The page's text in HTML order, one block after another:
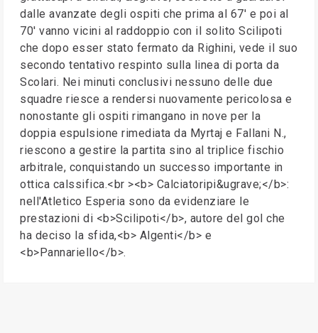
dalle avanzate degli ospiti che prima al 67' e poi al
70' vanno vicini al raddoppio con il solito Scilipoti
che dopo esser stato fermato da Righini, vede il suo
secondo tentativo respinto sulla linea di porta da
Scolari. Nei minuti conclusivi nessuno delle due
squadre riesce a rendersi nuovamente pericolosa e
nonostante gli ospiti rimangano in nove per la
doppia espulsione rimediata da Myrtaj e Fallani N.,
riescono a gestire la partita sino al triplice fischio
arbitrale, conquistando un successo importante in
ottica calssifica.<br ><b> Calciatoripi&ugrave;</b>:
nell'Atletico Esperia sono da evidenziare le
prestazioni di <b>Scilipoti</b>, autore del gol che
ha deciso la sfida,<b> Algenti</b> e
<b>Pannariello</b>.